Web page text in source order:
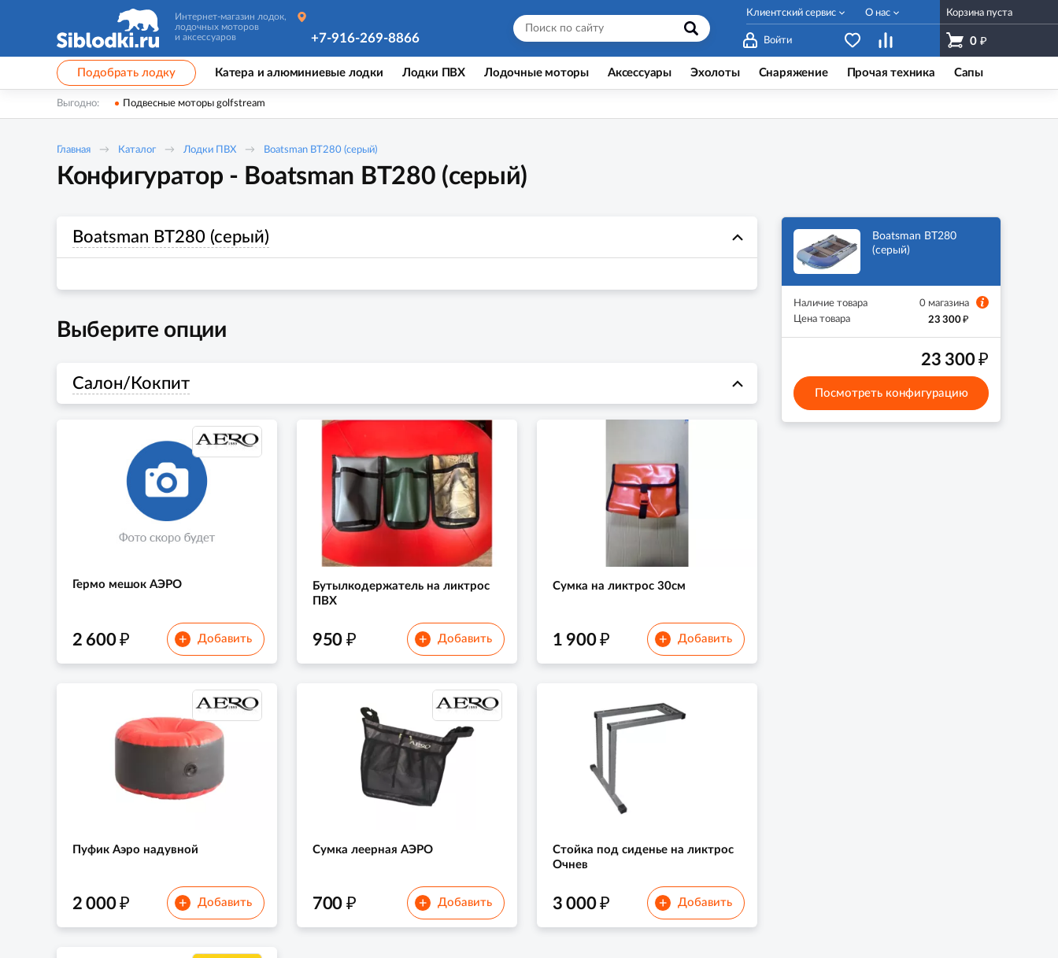
Интернет-магазин лодок,
лодочных моторов
и аксессуаров
Войти
Корзина пуста
0 ₽
+7-916-269-8866
Клиентский сервис О нас
Подобрать лодку Катера и алюминиевые лодки Лодки ПВХ Лодочные моторы Аксессуары Эхолоты Снаряжение Прочая техника Сапы
Выгодно: Подвесные моторы golfstream
Главная Каталог Лодки ПВХ Boatsman BT280 (серый)
Конфигуратор - Boatsman BT280 (серый)
Boatsman BT280 (серый)
Выберите опции
Салон/Кокпит
Гермо мешок АЭРО
2 600₽ + Добавить
Бутылкодержатель на ликтрос
ПВХ
950 ₽ + Добавить
Сумка на ликтрос 30см
1 900₽ + Добавить
Пуфик Аэро надувной
2 000₽ + Добавить
Сумка леерная АЭРО
700 ₽ + Добавить
Стойка под сиденье на ликтрос
Очнев
3 000₽ + Добавить
Boatsman BT280
(серый)
Наличие товара
0 магазина
Цена товара
23 300₽
23 300₽
Посмотреть конфигурацию